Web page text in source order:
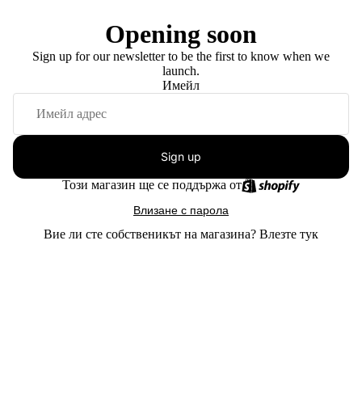
Opening soon
Sign up for our newsletter to be the first to know when we
launch.
Имейл
Sign up
Този магазин ще се поддържа от
Влизане с парола
Вие ли сте собственикът на магазина? Влезте тук